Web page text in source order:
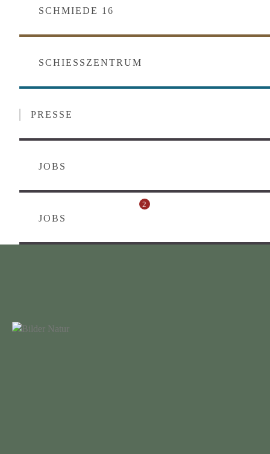
SCHMIEDE 16
SCHIESSZENTRUM
PRESSE
JOBS
JOBS
2